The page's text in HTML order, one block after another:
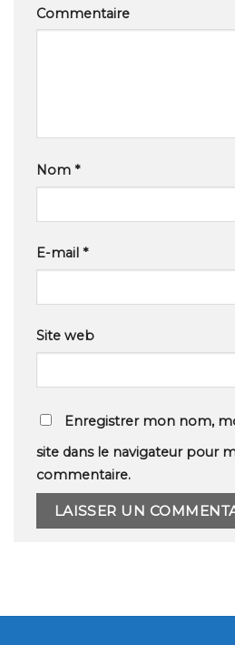
Commentaire
Nom *
E-mail *
Site web
Enregistrer mon nom,
site dans le navigateur pour
commentaire.